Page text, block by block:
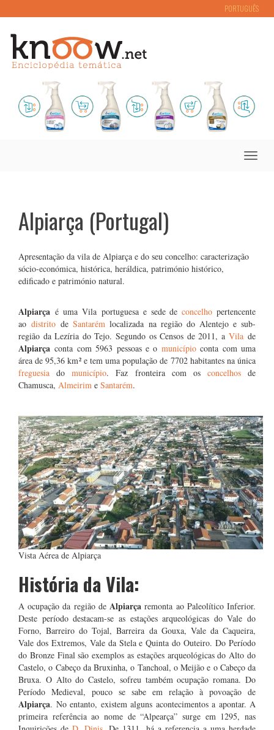
PORTUGUÊS
Toggle
Alpiarça (Portugal)
Apresentação da vila de Alpiarça e do seu concelho: caracterização
sócio-económica, histórica, heráldica, património histórico,
edificado e património natural.
Alpiarça é uma Vila portuguesa e sede deconcelho pertencente
aodistrito deSantarém localizada na região do Alentejo e sub-
região da Lezíria do Tejo. Segundo os Censos de 2011, aVila de
Alpiarça conta com 5963 pessoas e o municípioconta com uma
área de 95,36 km² e tem uma população de 7702 habitantes na única
freguesia domunicípio. Faz fronteira com os concelhosde
Chamusca, Almeirim e Santarém.
Vista Aérea de Alpiarça
História da Vila:
A ocupação da região deAlpiarça remonta ao Paleolítico Inferior.
Deste período destacam-se as estações arqueológicas do Vale do
Forno, Barreiro do Tojal, Barreira da Gouxa, Vale da Caqueira,
Vale dos Extremos, Vale da Stela e Quinta do Outeiro. Do Período
do Bronze Final são exemplos as estações arqueológicas do Alto do
Castelo, o Cabeço da Bruxinha, o Tanchoal, o Meijão e o Cabeço da
Bruxa. O Alto do Castelo, sofreu também ocupação romana. Do
Período Medieval, pouco se sabe em relação à povoação de
Alpiarça. No entanto, existem alguns acontecimentos a apontar. A
primeira referência ao nome de “Alpearça” surge em 1295, nas